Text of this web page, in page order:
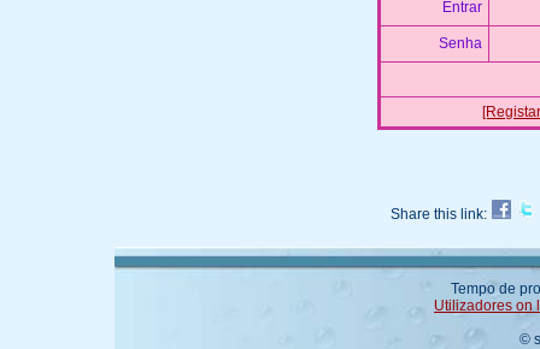
Entrar
Senha
Share this link:
Tempo de
Utilizadores on
©